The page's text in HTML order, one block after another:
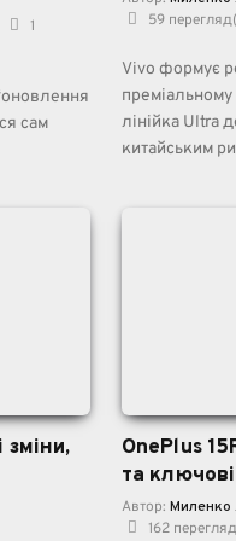
1
сам
59
Vivo формує
преміальному
лінійка Ultra
китайським
OnePlus
та
Автор: Миленко
162